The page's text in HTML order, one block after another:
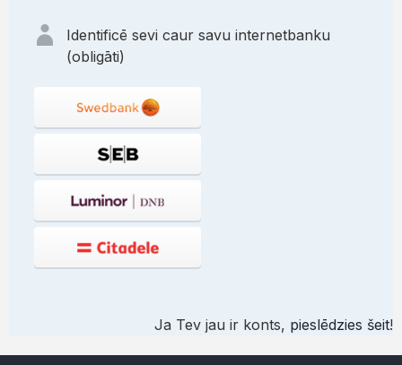
Identificē sevi caur savu internetbanku
(obligāti)
Ja Tev jau ir konts, pieslēdzies šeit!